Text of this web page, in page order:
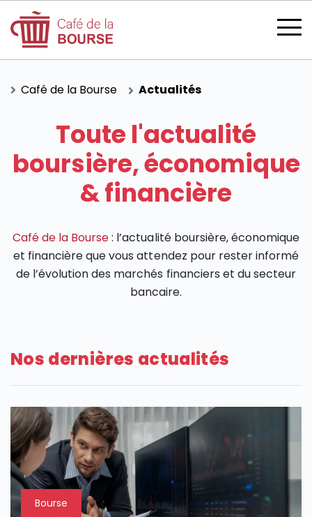
se connecter
devenir membre
SECTIONS
Café de la Bourse Actualités
Toute l'actualité
boursière, économique
& financière
Café de la Bourse: l’actualité boursière, économique
et financière que vous attendez pour rester informé
de l’évolution des marchés financiers et du secteur
bancaire.
Nos dernières actualités
Bourse